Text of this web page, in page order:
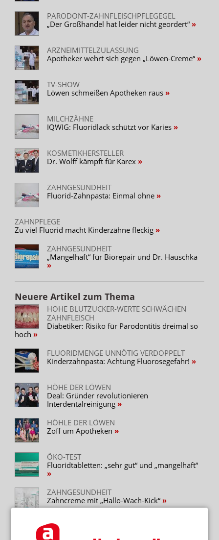
PARODONT-ZAHNFLEISCHPFLEGEGEL
„Der Großhandel hat leider nicht geordert“
ARZNEIMITTELZULASSUNG
Apotheker wehrt sich gegen „Löwen-Creme“
TV-SHOW
Löwen schmeißen Apotheken raus
MILCHZÄHNE
IQWIG: Fluoridlack schützt vor Karies
KOSMETIKHERSTELLER
Dr. Wolff kämpft für Karex
ZAHNGESUNDHEIT
Fluorid-Zahnpasta: Einmal ohne
ZAHNPFLEGE
Zu viel Fluorid macht Kinderzähne fleckig
ZAHNGESUNDHEIT
„Mangelhaft“ für Biorepair und Dr. Hauschka
Neuere Artikel zum Thema
HOHE BLUTZUCKER-WERTE SCHWÄCHEN
ZAHNFLEISCH
Diabetiker: Risiko für Parodontitis dreimal so
hoch
FLUORIDMENGE UNNÖTIG VERDOPPELT
Kinderzahnpasta: Achtung Fluorosegefahr!
HÖHE DER LÖWEN
Deal: Gründer revolutionieren
Interdentalreinigung
HÖHLE DER LÖWEN
Zoff um Apotheken
ÖKO-TEST
Fluoridtabletten: „sehr gut“ und „mangelhaft“
ZAHNGESUNDHEIT
Zahncreme mit „Hallo-Wach-Kick“
KARIESSCHUTZ
Dr. Wolff bringt Kinder Karex